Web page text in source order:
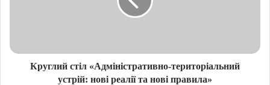
Круглий стіл «Адміністративно-територіальний
устрій: нові реалії та нові правила»